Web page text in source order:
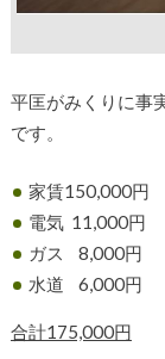
平匡がみくりに事
です。
家賃150,000円
電気 11,000円
ガス 8,000円
水道 6,000円
合計175,000円